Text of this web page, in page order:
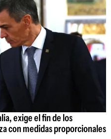
exige el fin de los
con medidas proporcionales